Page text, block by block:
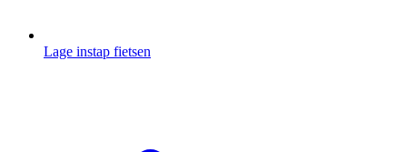
Lage instap fietsen